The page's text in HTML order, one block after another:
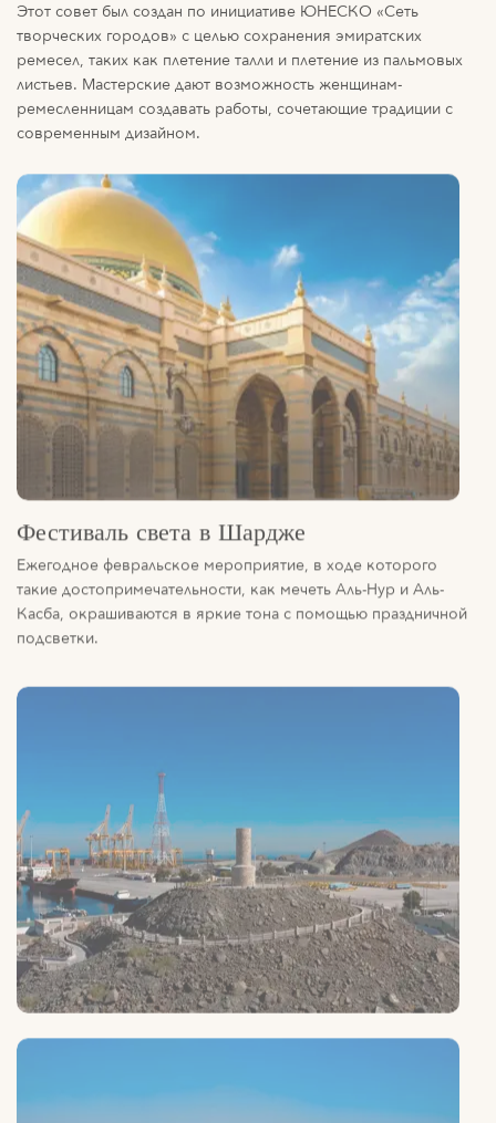
ремесел, таких как плетение талли и плетение из пальмовых
листьев. Мастерские дают возможность женщинам-
ремесленницам создавать работы, сочетающие традиции с
современным дизайном.
Фестиваль света в Шардже
Ежегодное февральское мероприятие, в ходе которого
такие достопримечательности, как мечеть Аль-Нур и Аль-
Касба, окрашиваются в яркие тона с помощью праздничной
подсветки.